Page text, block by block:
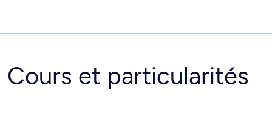
Cours et particularités